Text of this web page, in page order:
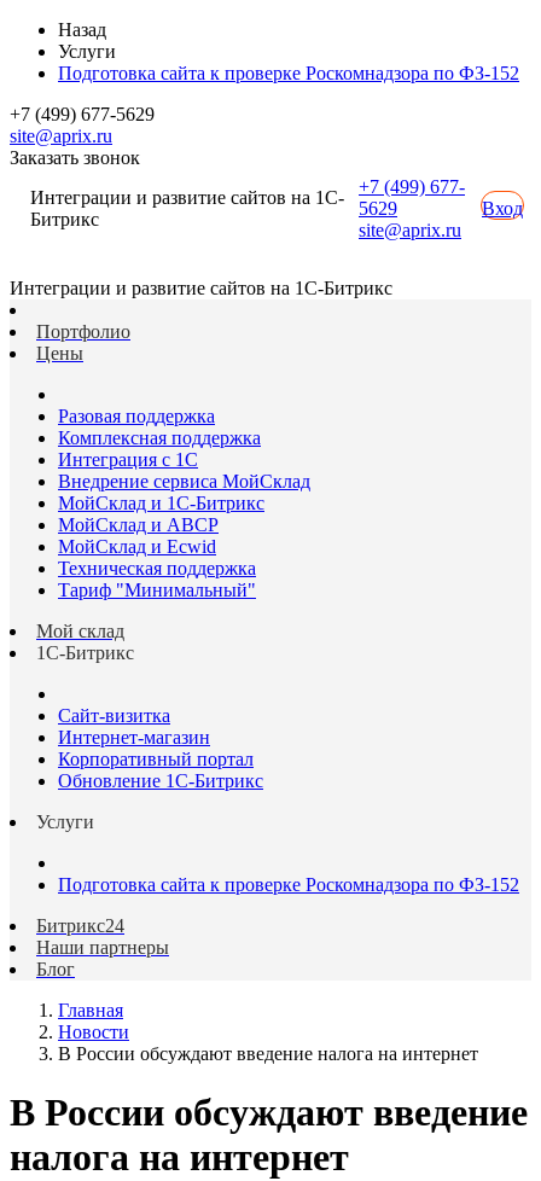
Назад
Услуги
Подготовка сайта к проверке Роскомнадзора по ФЗ-152
+7 (499) 677-5629
site@aprix.ru
Заказать звонок
Интеграции и развитие сайтов на 1С-
Битрикс
+7 (499) 677-
5629
site@aprix.ru
Вход
Интеграции и развитие сайтов на 1С-Битрикс
Портфолио
Цены
Разовая поддержка
Комплексная поддержка
Интеграция с 1С
Внедрение сервиса МойСклад
МойСклад и 1С-Битрикс
МойСклад и ABCP
МойСклад и Ecwid
Техническая поддержка
Тариф "Минимальный"
Мой склад
1С-Битрикс
Сайт-визитка
Интернет-магазин
Корпоративный портал
Обновление 1С-Битрикс
Услуги
Подготовка сайта к проверке Роскомнадзора по ФЗ-152
Битрикс24
Наши партнеры
Блог
Главная
Новости
В России обсуждают введение налога на интернет
В России обсуждают введение
налога на интернет